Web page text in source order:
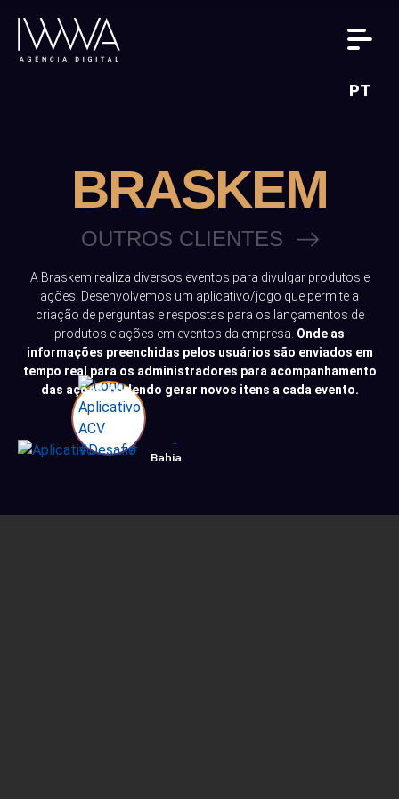
PT
BRASKEM
OUTROS CLIENTES
A Braskem realiza diversos eventos para divulgar produtos e
ações. Desenvolvemos um aplicativo/jogo que permite a
criação de perguntas e respostas para os lançamentos de
produtos e ações em eventos da empresa. Onde as
informações preenchidas pelos usuários são enviados em
tempo real para os administradores para acompanhamento
das ações, podendo gerar novos itens a cada evento.
Bahia